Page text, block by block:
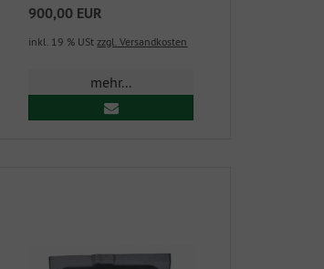
900,00 EUR
inkl. 19 % UStzzgl. Versandkosten
mehr...